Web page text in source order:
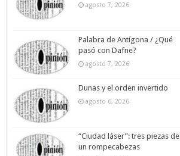
agosto 7, 2026
Palabra de Antígona / ¿Qué
pasó con Dafne?
agosto 7, 2026
Dunas y el orden invertido
agosto 6, 2026
“Ciudad láser”: tres piezas de
un rompecabezas